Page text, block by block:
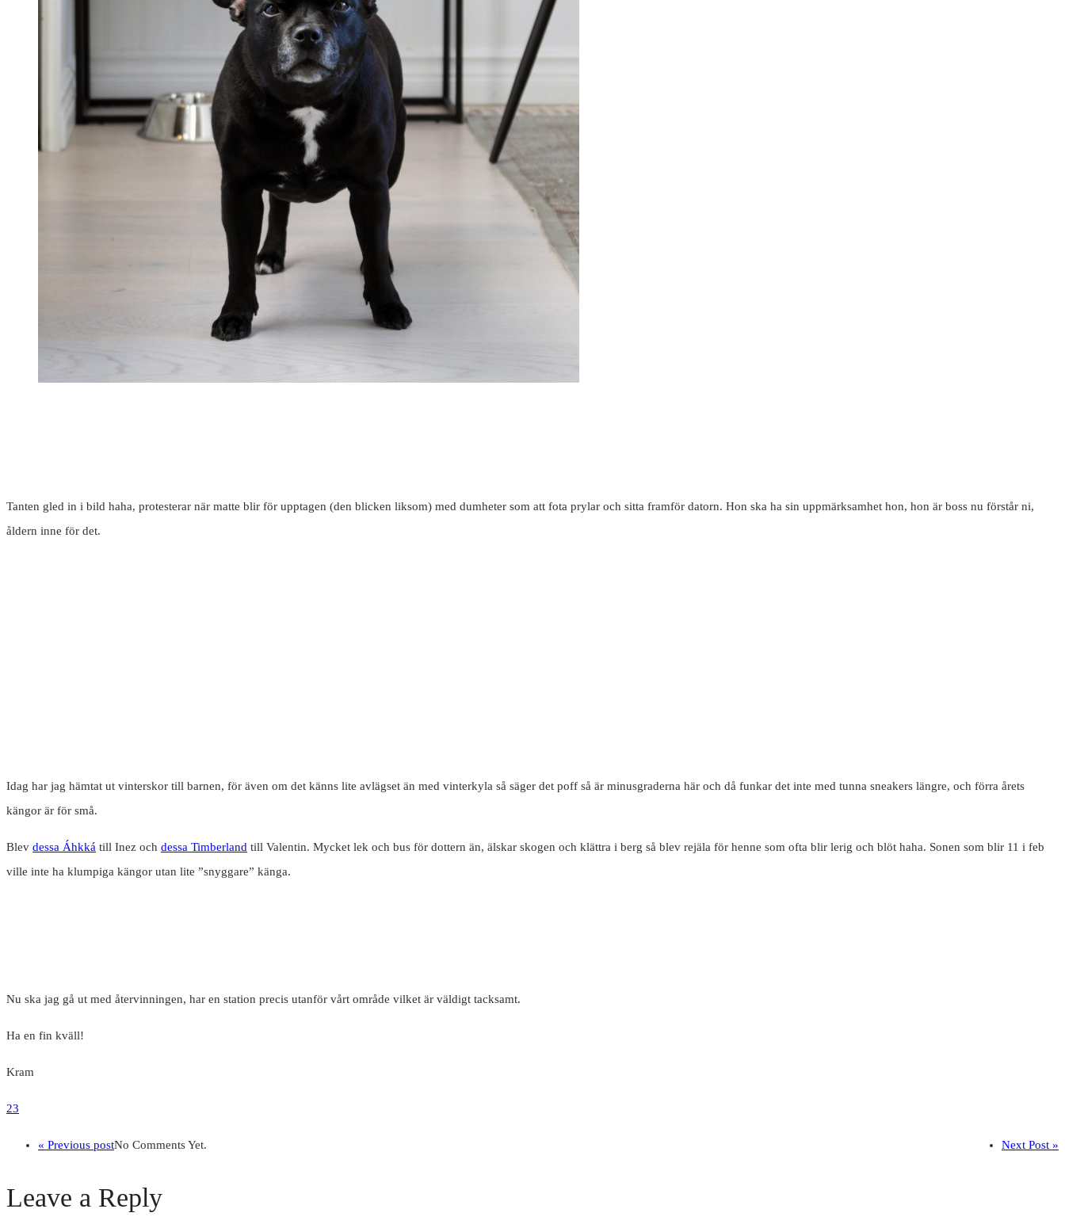
Tanten gled in i bild haha, protesterar när matte blir för upptagen (den blicken liksom) med dumheter som att fota prylar och sitta framför datorn. Hon ska ha sin uppmärksamhet hon, hon är boss nu förstår ni,
åldern inne för det.
Idag har jag hämtat ut vinterskor till barnen, för även om det känns lite avlägset än med vinterkyla så säger det poff så är minusgraderna här och då funkar det inte med tunna sneakers längre, och förra årets
kängor är för små.
Blev dessa Áhkká till Inez och dessa Timberland till Valentin. Mycket lek och bus för dottern än, älskar skogen och klättra i berg så blev rejäla för henne som ofta blir lerig och blöt haha. Sonen som blir 11 i feb
ville inte ha klumpiga kängor utan lite ”snyggare” känga.
Nu ska jag gå ut med återvinningen, har en station precis utanför vårt område vilket är väldigt tacksamt.
Ha en fin kväll!
Kram
23
« Previous post Next Post »
No Comments Yet.
Leave a Reply